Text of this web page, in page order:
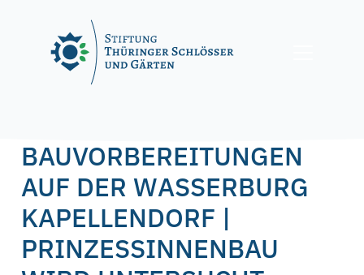
BAUVORBEREITUNGEN
AUF DER WASSERBURG
KAPELLENDORF |
PRINZESSINNENBAU